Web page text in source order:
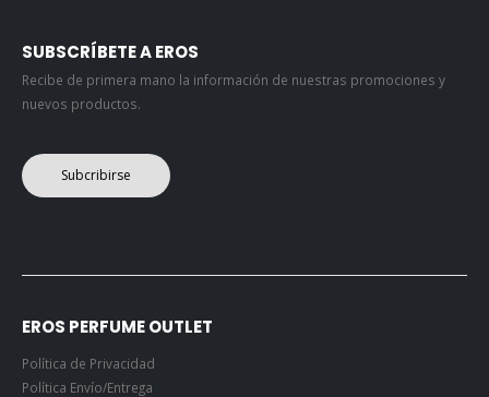
SUBSCRÍBETE A EROS
Recibe de primera mano la información de nuestras promociones y
nuevos productos.
Subcribirse
EROS PERFUME OUTLET
Política de Privacidad
Política Envío/Entrega